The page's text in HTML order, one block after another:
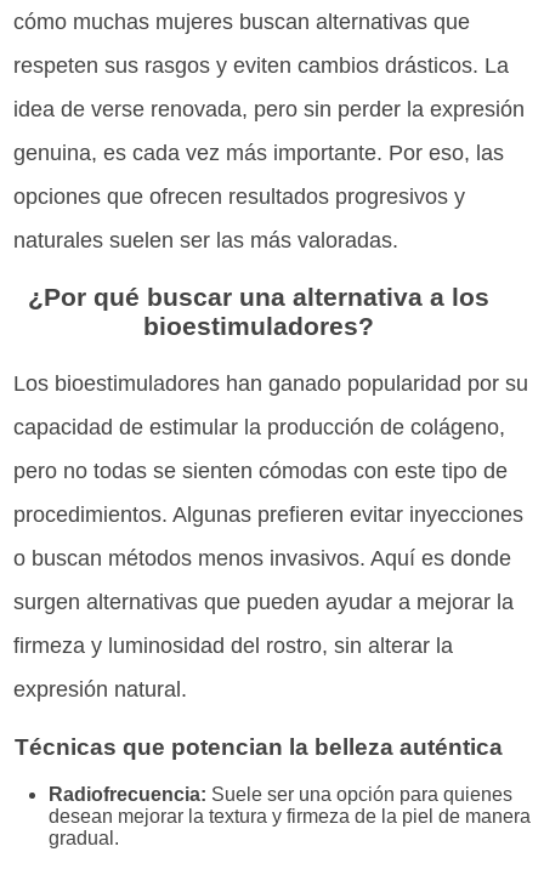
cómo muchas mujeres buscan alternativas que
respeten sus rasgos y eviten cambios drásticos. La
idea de verse renovada, pero sin perder la expresión
genuina, es cada vez más importante. Por eso, las
opciones que ofrecen resultados progresivos y
naturales suelen ser las más valoradas.
¿Por qué buscar una alternativa a los
bioestimuladores?
Los bioestimuladores han ganado popularidad por su
capacidad de estimular la producción de colágeno,
pero no todas se sienten cómodas con este tipo de
procedimientos. Algunas prefieren evitar inyecciones
o buscan métodos menos invasivos. Aquí es donde
surgen alternativas que pueden ayudar a mejorar la
firmeza y luminosidad del rostro, sin alterar la
expresión natural.
Técnicas que potencian la belleza auténtica
Radiofrecuencia: Suele ser una opción para quienes
desean mejorar la textura y firmeza de la piel de manera
gradual.